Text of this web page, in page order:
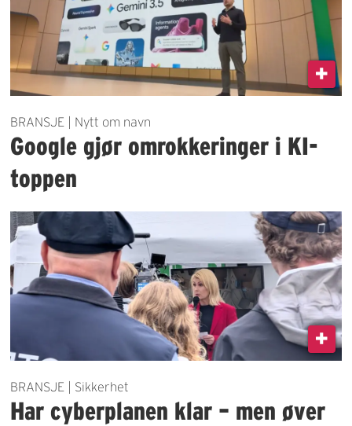
BRANSJE | Nytt om navn
Google gjør omrokkeringer i KI-
toppen
BRANSJE | Sikkerhet
Har cyberplanen klar – men øver